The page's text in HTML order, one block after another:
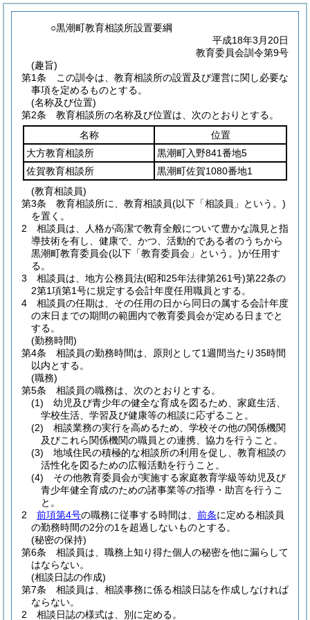
○黒潮町教育相談所設置要綱
平成18年3月20日
教育委員会訓令第9号
(趣旨)
第1条
この訓令は、教育相談所の設置及び運営に関し必要な
事項を定めるものとする。
(名称及び位置)
第2条
教育相談所の名称及び位置は、次のとおりとする。
名称
位置
大方教育相談所
黒潮町入野841番地5
佐賀教育相談所
黒潮町佐賀1080番地1
(教育相談員)
第3条
教育相談所に、教育相談員(以下「相談員」という。)
を置く。
2
相談員は、人格が高潔で教育全般について豊かな識見と指
導技術を有し、健康で、かつ、活動的である者のうちから
黒潮町教育委員会(以下「教育委員会」という。)が任用す
る。
3
相談員は、地方公務員法(昭和25年法律第261号)第22条の
2第1項第1号に規定する会計年度任用職員とする。
4
相談員の任期は、その任用の日から同日の属する会計年度
の末日までの期間の範囲内で教育委員会が定める日までと
する。
(勤務時間)
第4条
相談員の勤務時間は、原則として1週間当たり35時間
以内とする。
(職務)
第5条
相談員の職務は、次のとおりとする。
(1)
幼児及び青少年の健全な育成を図るため、家庭生活、
学校生活、学習及び健康等の相談に応ずること。
(2)
相談業務の実行を高めるため、学校その他の関係機関
及びこれら関係機関の職員との連携、協力を行うこと。
(3)
地域住民の積極的な相談所の利用を促し、教育相談の
活性化を図るための広報活動を行うこと。
(4)
その他教育委員会が実施する家庭教育学級等幼児及び
青少年健全育成のための諸事業等の指導・助言を行うこ
と。
2
前項第4号の職務に従事する時間は、 前条に定める相談員
の勤務時間の2分の1を超過しないものとする。
(秘密の保持)
第6条
相談員は、職務上知り得た個人の秘密を他に漏らして
はならない。
(相談日誌の作成)
第7条
相談員は、相談事務に係る相談日誌を作成しなければ
ならない。
2
相談日誌の様式は、別に定める。